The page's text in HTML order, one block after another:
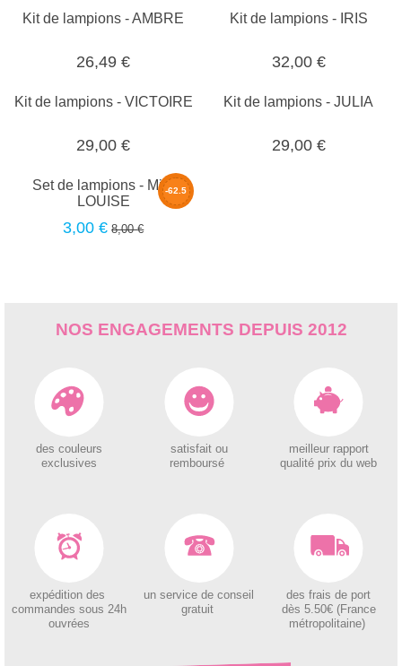
Kit de lampions - AMBRE
26,49 €
Kit de lampions - IRIS
32,00 €
Kit de lampions - VICTOIRE
29,00 €
Kit de lampions - JULIA
29,00 €
-62.5
Set de lampions - Mini
LOUISE
3,00 € 8,00 €
NOS ENGAGEMENTS DEPUIS 2012
des couleurs
exclusives
satisfait ou
remboursé
meilleur rapport
qualité prix du web
expédition des
commandes sous 24h
ouvrées
un service de conseil
gratuit
des frais de port
dès 5.50€ (France
métropolitaine)